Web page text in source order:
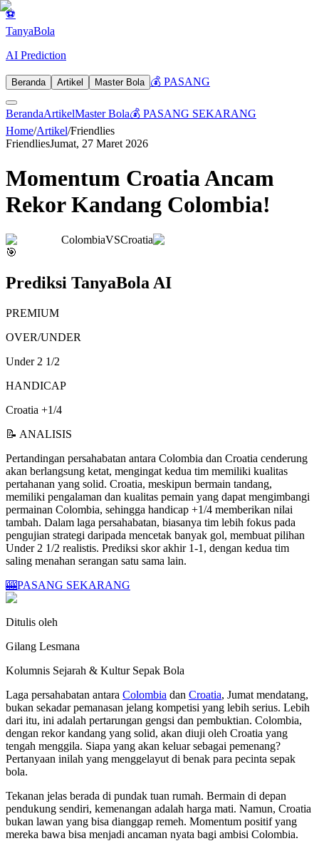
⚽
TanyaBola
AI Prediction
Beranda Artikel Master Bola 💰 PASANG
BerandaArtikelMaster Bola💰 PASANG SEKARANG
Home/Artikel/Friendlies
FriendliesJumat, 27 Maret 2026
Momentum Croatia Ancam
Rekor Kandang Colombia!
ColombiaVSCroatia
🎯
Prediksi TanyaBola AI
PREMIUM
OVER/UNDER
Under 2 1/2
HANDICAP
Croatia +1/4
📝 ANALISIS
Pertandingan persahabatan antara Colombia dan Croatia cenderung
akan berlangsung ketat, mengingat kedua tim memiliki kualitas
pertahanan yang solid. Croatia, meskipun bermain tandang,
memiliki pengalaman dan kualitas pemain yang dapat mengimbangi
permainan Colombia, sehingga handicap +1/4 memberikan nilai
tambah. Dalam laga persahabatan, biasanya tim lebih fokus pada
pengujian strategi daripada mencetak banyak gol, membuat pilihan
Under 2 1/2 realistis. Prediksi skor akhir 1-1, dengan kedua tim
saling menahan serangan satu sama lain.
🎰PASANG SEKARANG
Ditulis oleh
Gilang Lesmana
Kolumnis Sejarah & Kultur Sepak Bola
Laga persahabatan antara Colombia dan Croatia, Jumat mendatang,
bukan sekadar pemanasan jelang kompetisi yang lebih serius. Lebih
dari itu, ini adalah pertarungan gengsi dan pembuktian. Colombia,
dengan rekor kandang yang solid, akan diuji oleh Croatia yang
tengah menggila. Siapa yang akan keluar sebagai pemenang?
Pertanyaan inilah yang menggelayut di benak para pecinta sepak
bola.
Tekanan jelas berada di pundak tuan rumah. Bermain di depan
pendukung sendiri, kemenangan adalah harga mati. Namun, Croatia
bukan lawan yang bisa dianggap remeh. Momentum positif yang
mereka bawa bisa menjadi ancaman nyata bagi ambisi Colombia.